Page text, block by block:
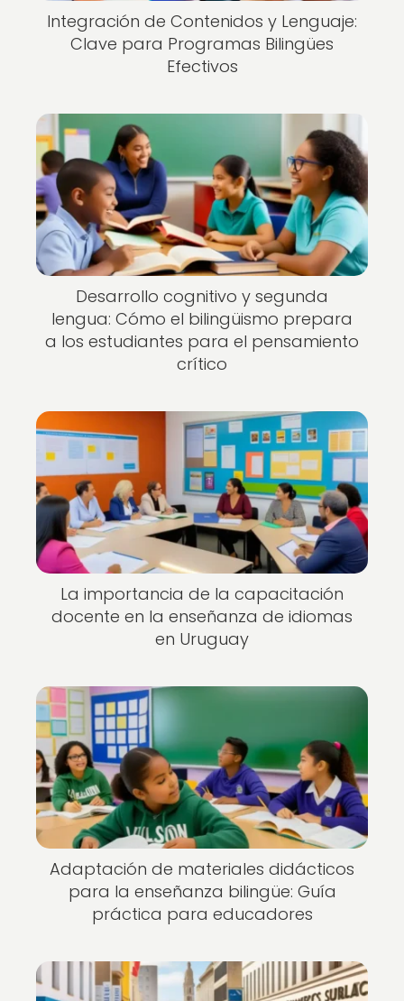
Integración de Contenidos y Lenguaje:
Clave para Programas Bilingües
Efectivos
Desarrollo cognitivo y segunda
lengua: Cómo el bilingüismo prepara
a los estudiantes para el pensamiento
crítico
La importancia de la capacitación
docente en la enseñanza de idiomas
en Uruguay
Adaptación de materiales didácticos
para la enseñanza bilingüe: Guía
práctica para educadores